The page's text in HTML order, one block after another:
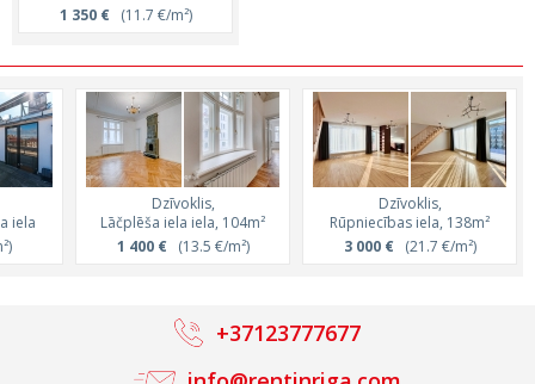
1 350 €(11.7 €/m²)
iela
Dzīvoklis,
Lāčplēša iela iela, 104m²
1 400 €(13.5 €/m²)
Dzīvoklis,
Rūpniecības iela, 138m²
3 000 €(21.7 €/m²)
+37123777677